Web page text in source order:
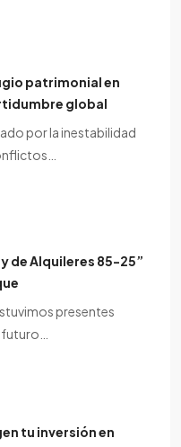
patrimonial en
global
por la inestabilidad
de Alquileres 85-25”
presentes
tu inversión en